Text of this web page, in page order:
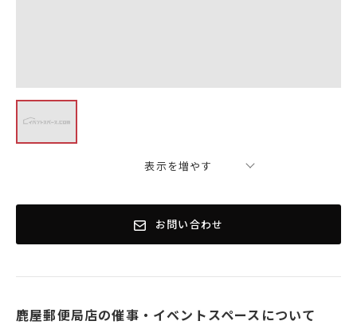
表示を増やす
お問い合わせ
鹿屋郵便局店の催事・イベントスペースについて